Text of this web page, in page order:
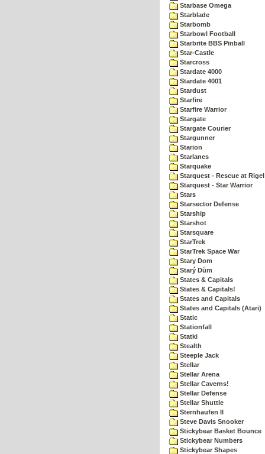
Starbase Omega
Starblade
Starbomb
Starbowl Football
Starbrite BBS Pinball
Star-Castle
Starcross
Stardate 4000
Stardate 4001
Stardust
Starfire
Starfire Warrior
Stargate
Stargate Courier
Stargunner
Starion
Starlanes
Starquake
Starquest - Rescue at Rigel
Starquest - Star Warrior
Stars
Starsector Defense
Starship
Starshot
Starsquare
StarTrek
StarTrek Space War
Stary Dom
Starý Dům
States & Capitals
States & Capitals!
States and Capitals
States and Capitals (Atari)
Static
Stationfall
Statki
Stealth
Steeple Jack
Stellar
Stellar Arena
Stellar Caverns!
Stellar Defense
Stellar Shuttle
Sternhaufen II
Steve Davis Snooker
Stickybear Basket Bounce
Stickybear Numbers
Stickybear Shapes